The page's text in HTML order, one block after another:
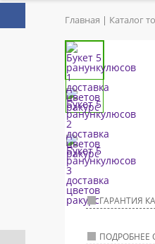
Главная Каталог
ГАРАНТИЯ
ПОДРОБНЕЕ